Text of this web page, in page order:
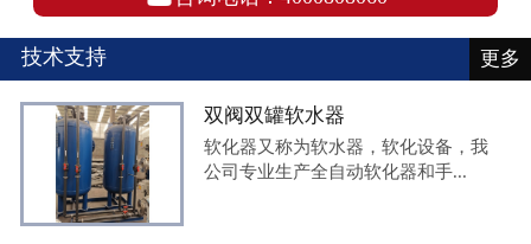
技术支持 更多
双阀双罐软水器
软化器又称为软水器，软化设备，我
公司专业生产全自动软化器和手...